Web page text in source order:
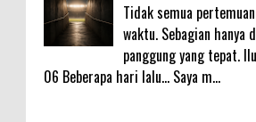
Tidak semua
waktu. Sebagian hanya
panggung yang tepat.
06 Beberapa hari lalu... Saya m...